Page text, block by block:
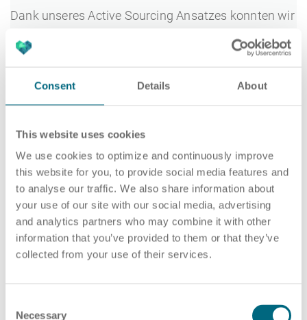
Consent Details About
This website uses cookies
We use cookies to optimize and continuously improve
this website for you, to provide social media features and
to analyse our traffic. We also share information about
your use of our site with our social media, advertising
and analytics partners who may combine it with other
information that you’ve provided to them or that they’ve
collected from your use of their services.
Necessary
Dank unseres Active Sourcing Ansatzes konnten wir
Kandidaten identifizieren, ansprechen und
Expert:innen nutzten gezielte Direktansprache,
Marktkenntnisse, um diese anspruchsvolle Position
zu besetzen.
Mit über 25 Jahren Erfahrung in der Luft- und
Raumfahrt wissen wir genau, worauf es bei der
Besetzung hochqualifizierter Fachkräfte ankommt.
Unser tiefes Fachwissen ermöglichte es uns, gezielt
die passenden Talente zu identifizieren.